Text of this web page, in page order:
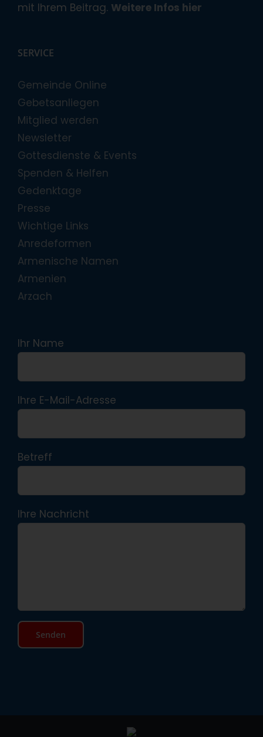
mit Ihrem Beitrag. Weitere Infos hier
SERVICE
Gemeinde Online
Gebetsanliegen
Mitglied werden
Newsletter
Gottesdienste & Events
Spenden & Helfen
Gedenktage
Presse
Wichtige Links
Anredeformen
Armenische Namen
Armenien
Arzach
Ihr Name
Ihre E-Mail-Adresse
Betreff
Ihre Nachricht